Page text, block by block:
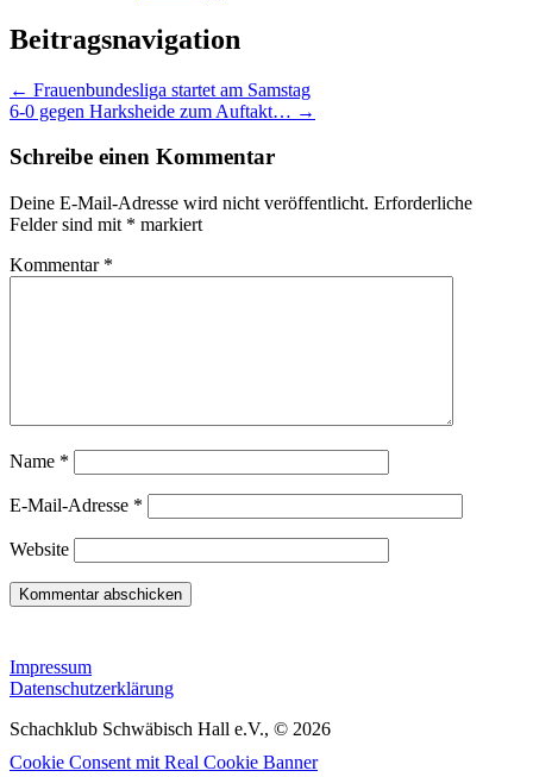
Beitragsnavigation
← Frauenbundesliga startet am Samstag
6-0 gegen Harksheide zum Auftakt… →
Schreibe einen Kommentar
Deine E-Mail-Adresse wird nicht veröffentlicht. Erforderliche
Felder sind mit * markiert
Kommentar *
Name *
E-Mail-Adresse *
Website
Impressum
Datenschutzerklärung
Schachklub Schwäbisch Hall e.V., © 2026
Cookie Consent mit Real Cookie Banner